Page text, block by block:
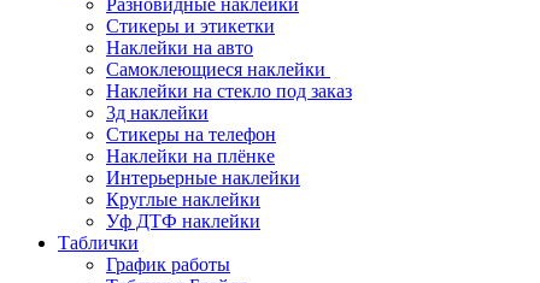
Разновидные наклейки
Стикеры и этикетки
Наклейки на авто
Самоклеющиеся наклейки
Наклейки на стекло под заказ
3д наклейки
Cтикеры на телефон
Наклейки на плёнке
Интерьерные наклейки
Круглые наклейки
Уф ДТФ наклейки
Таблички
График работы